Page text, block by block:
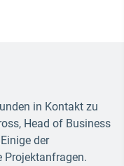
in Kontakt zu
Head of Business
der
Projektanfragen.